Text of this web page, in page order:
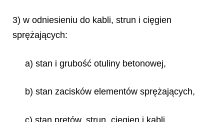
3) w odniesieniu do kabli, strun i cięgien
sprężających:
a) stan i grubość otuliny betonowej,
b) stan zacisków elementów sprężających,
c) stan prętów, strun, cięgien i kabli